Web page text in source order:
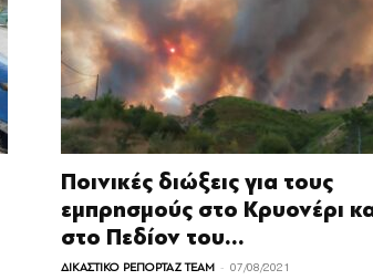
Ποινικές διώξεις για τους
εμπρησμούς στο Κρυονέρι
στο Πεδίον του...
ΔΙΚΑΣΤΙΚΟ ΡΕΠΟΡΤΑΖ TEAM - 07/08/2021